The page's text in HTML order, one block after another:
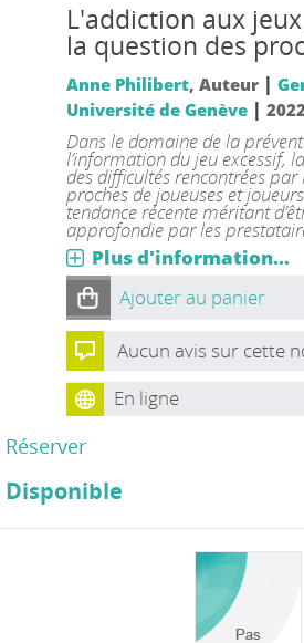
L'addiction aux
la question des
Anne Philibert, Auteur |
Université de Genève|
Dans le domaine de la
l’information du jeu excessif,
des difficultés rencontrées par
proches de joueuses et
tendance récente méritant
approfondie par les
Plus d'information...
Ajouter au panier
Aucun avis sur cette
En ligne
Réserver
Disponible